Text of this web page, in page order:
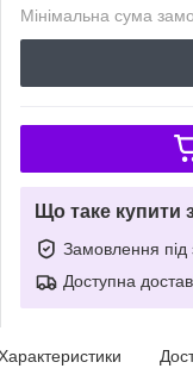
Мінімальна сума
Що таке купити
Замовлення під
Доступна